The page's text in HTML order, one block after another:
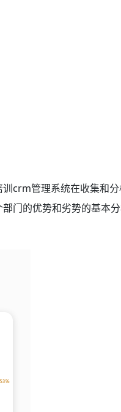
训crm管理系统在收集和
门的优势和劣势的基本